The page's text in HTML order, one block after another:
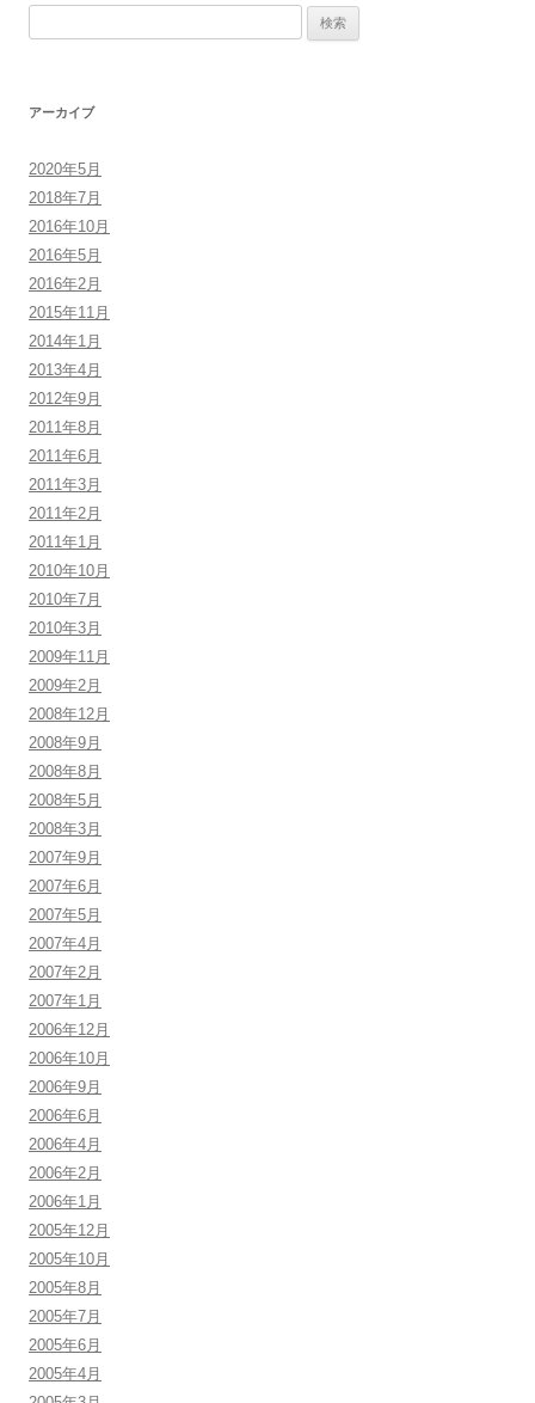
アーカイブ
2020年5月
2018年7月
2016年10月
2016年5月
2016年2月
2015年11月
2014年1月
2013年4月
2012年9月
2011年8月
2011年6月
2011年3月
2011年2月
2011年1月
2010年10月
2010年7月
2010年3月
2009年11月
2009年2月
2008年12月
2008年9月
2008年8月
2008年5月
2008年3月
2007年9月
2007年6月
2007年5月
2007年4月
2007年2月
2007年1月
2006年12月
2006年10月
2006年9月
2006年6月
2006年4月
2006年2月
2006年1月
2005年12月
2005年10月
2005年8月
2005年7月
2005年6月
2005年4月